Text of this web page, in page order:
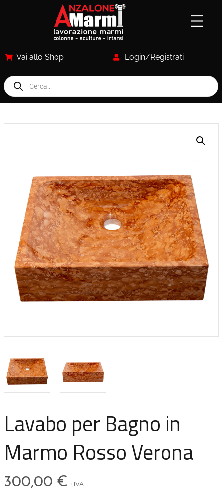
Vai allo Shop Login/Registrati
Lavabo per Bagno in
Marmo Rosso Verona
300,00 € + IVA